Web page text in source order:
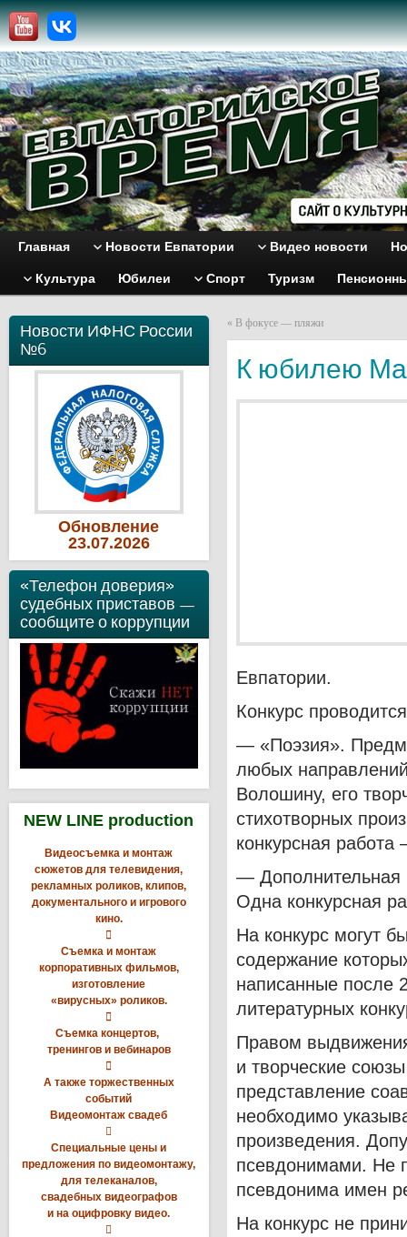
Главная Новости Евпатории Видео новости
Культура Юбилеи Спорт Туризм
Новости ИФНС России
№6
Обновление
23.07.2026
«Телефон доверия»
судебных приставов —
сообщите о коррупции
NEW LINE production
Видеосъемка и монтаж
сюжетов для телевидения,
рекламных роликов, клипов,
документального и игрового
кино.

Съемка и монтаж
корпоративных фильмов,
изготовление
«вирусных» роликов.

Съемка концертов,
тренингов и вебинаров

А также торжественных
событий
Видеомонтаж свадеб

Специальные цены и
предложения по видеомонтажу,
для телеканалов,
свадебных видеографов
и на оцифровку видео.

« В фокусе — пляжи
К юбилею
Евпатории.
Конкурс
— «Поэзия».
любых
Волошину, его
стихотворных
конкурсная
— Дополнительная
Одна конкурсная
На конкурс могут
содержание
написанные после
литературных
Правом
и творческие
представление
необходимо
произведения.
псевдонимами. Не
псевдонима имен
На конкурс не